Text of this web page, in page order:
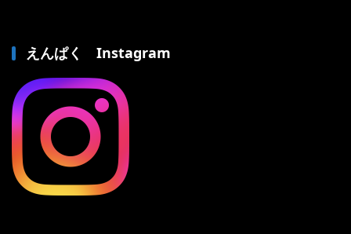
えんぱく Instagram